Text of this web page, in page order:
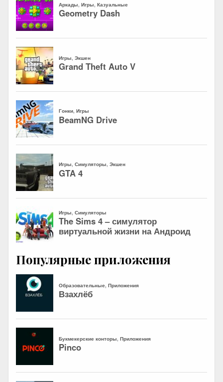
Популярные приложения